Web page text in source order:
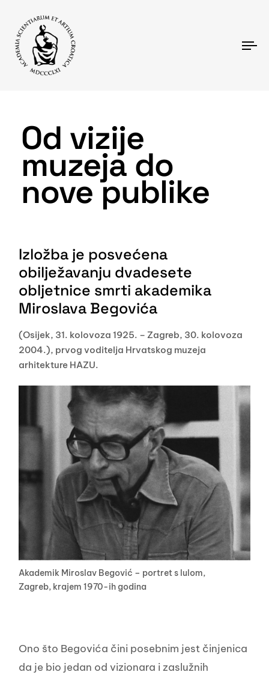
Od vizije
muzeja do
nove publike
Izložba je posvećena
obilježavanju dvadesete
obljetnice smrti akademika
Miroslava Begovića
(Osijek, 31. kolovoza 1925. – Zagreb, 30. kolovoza
2004.), prvog voditelja Hrvatskog muzeja
arhitekture HAZU.
Akademik Miroslav Begović – portret s lulom,
Zagreb, krajem 1970-ih godina
Ono što Begovića čini posebnim jest činjenica
da je bio jedan od vizionara i zaslužnih